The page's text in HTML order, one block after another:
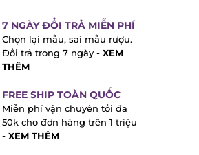
7 NGÀY ĐỔI TRẢ MIỄN PHÍ
Chọn lại mẫu, sai mẫu rượu.
Đổi trả trong 7 ngày -XEM
THÊM
FREE SHIP TOÀN QUỐC
Miễn phí vận chuyển tối đa
50k cho đơn hàng trên 1 triệu
XEM THÊM